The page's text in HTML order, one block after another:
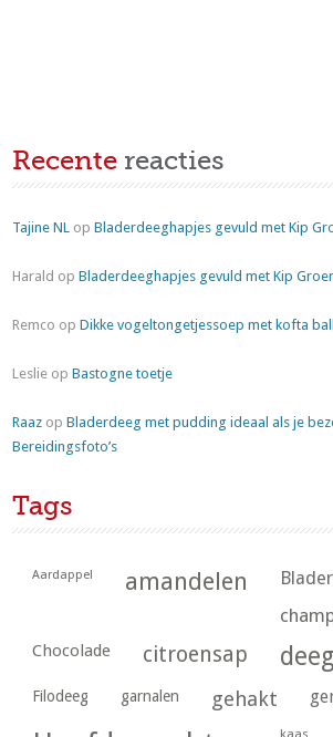
Recente reacties
Tajine NL opBladerdeeghapjes gevuld met Kip
Harald opBladerdeeghapjes gevuld met Kip
Remco opDikke vogeltongetjessoep met kofta
Leslie opBastogne toetje
Raaz opBladerdeeg met pudding ideaal als je
Bereidingsfoto’s
Tags
Aardappel amandelen
Chocolade citroensap
Filodeeg garnalen gehakt
kaas